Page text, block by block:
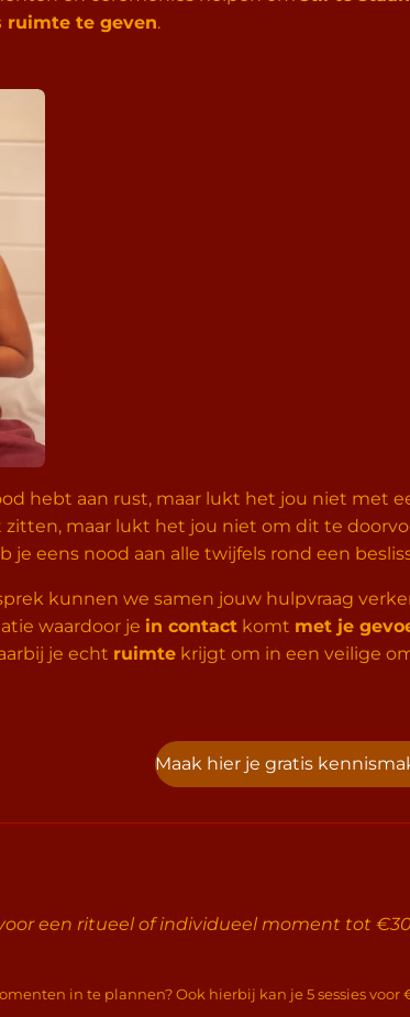
ruimte te geven.
hebt aan rust, maar lukt het jou niet met
maar lukt het jou niet om dit te
je eens nood aan alle twijfels rond een
kunnen we samen jouw hulpvraag
waardoor je in contact komt met je
je echt ruimte krijgt om in een veilige
Maak hier je gratis
een ritueel of individueel moment tot
in te plannen? Ook hierbij kan je 5 sessies